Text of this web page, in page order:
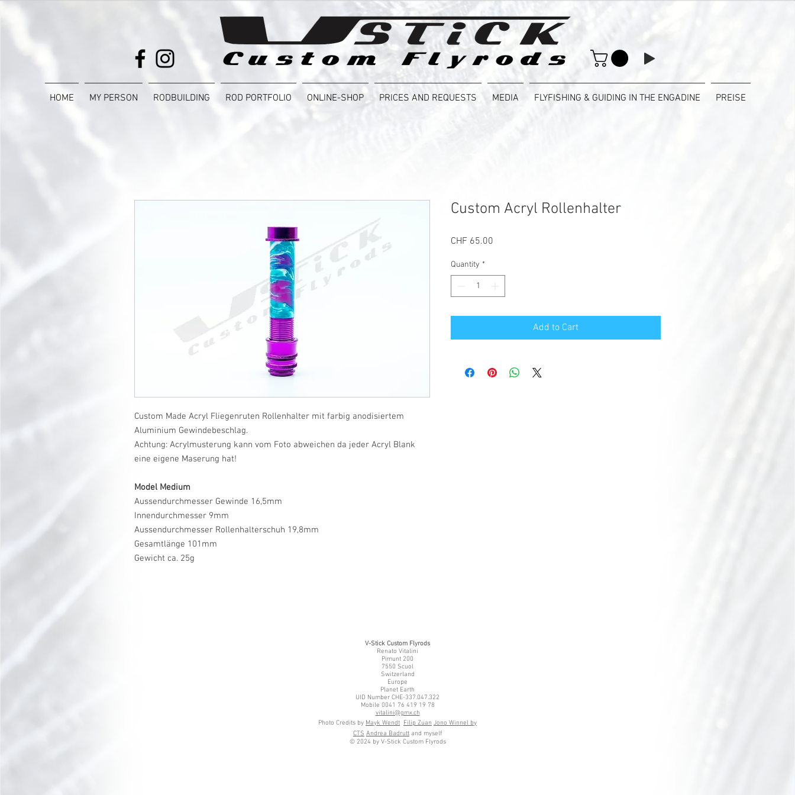
HOME MY PERSON RODBUILDING ROD PORTFOLIO ONLINE-SHOP PRICES AND REQUESTS MEDIA FLYFISHING & GUIDING IN THE ENGADINE PREISE
Custom Made Acryl Fliegenruten Rollenhalter mit farbig anodisiertem
Aluminium Gewindebeschlag.
Achtung: Acrylmusterung kann vom Foto abweichen da jeder Acryl Blank
eine eigene Maserung hat!
Model Medium
Aussendurchmesser Gewinde 16,5mm
Innendurchmesser 9mm
Aussendurchmesser Rollenhalterschuh 19,8mm
Gesamtlänge 101mm
Gewicht ca. 25g
Custom Acryl Rollenhalter
CHF 65.00
Quantity *
Add to Cart
V-Stick Custom Flyrods
Renato Vitalini
Pimunt 200
7550 Scuol
Switzerland
Europe
Planet Earth
UID Number CHE-337.047.322
Mobile 0041 76 419 19 78
vitalini@gmx.ch
Photo Credits by Mayk Wendt Filip Zuan Jono Winnel by
CTS Andrea Badrutt and myself
© 2024 by V-Stick Custom Flyrods